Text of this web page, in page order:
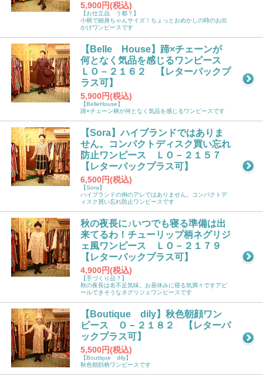
5,900円(税込)
【お仕立品 う都？】
小柄で細身ちゃんサイズ！ちょっとおめかしの時のお出
かけワンピースです
【Belle House】蹄×チェーンが
何となく気品を感じるワンピース
ＬＯ－２１６２ 【レターパックプ
ラス可】
5,900円(税込)
【BelleHouse】
蹄×チェーン柄が何となく気品を感じるワンピースです
【Sora】ハイブランドではありま
せん。コンパクトディスク買い忘れ
防止ワンピース ＬＯ－２１５７
【レターパックプラス可】
6,500円(税込)
【Sora】
ハイブランドの例のアレではありません。コンパクトデ
ィスク買い忘れ防止ワンピースです
秋の夜長に♪いつでも寝る準備は出
来てるわ！チューリップ柄ネグリジ
ェ風ワンピース ＬＯ－２１７９
【レターパックプラス可】
4,900円(税込)
【手づくり品？】
秋の夜長は名不足気味。お昼休みに寝る気満々ですアピ
ールできそうなネグリジェワンピースです
【Boutique dily】秋色朝顔ワン
ピース Ｏ－２１８２ 【レターパ
ックプラス可】
5,500円(税込)
【Boutique dily】
秋色朝顔柄ワンピースです